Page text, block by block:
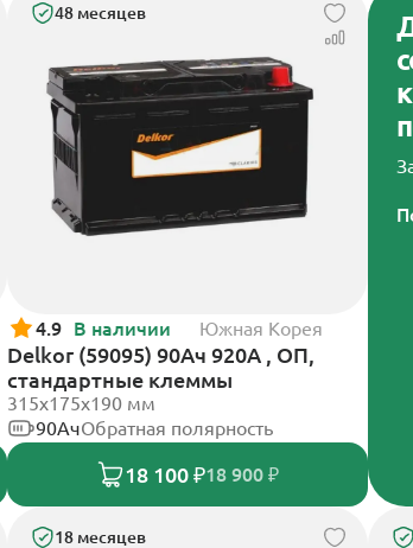
48 месяцев
4.9 В наличии Южная Корея
Delkor (59095) 90Ач 920А , ОП,
стандартные клеммы
315x175x190 мм
90АчОбратная полярность
18 100 ₽18 900 ₽
18 месяцев